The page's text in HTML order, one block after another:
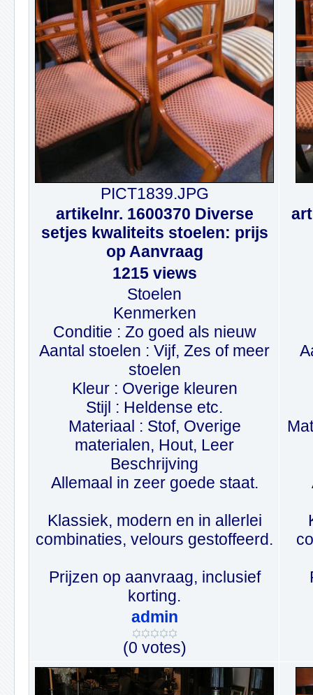
PICT1839.JPG
artikelnr. 1600370 Diverse
setjes kwaliteits stoelen: prijs
op Aanvraag
1215 views
Stoelen
Kenmerken
Conditie : Zo goed als nieuw
Aantal stoelen : Vijf, Zes of meer
stoelen
Kleur : Overige kleuren
Stijl : Heldense etc.
Materiaal : Stof, Overige
materialen, Hout, Leer
Beschrijving
Allemaal in zeer goede staat.
Klassiek, modern en in allerlei
combinaties, velours gestoffeerd.
Prijzen op aanvraag, inclusief
korting.
admin
(0 votes)